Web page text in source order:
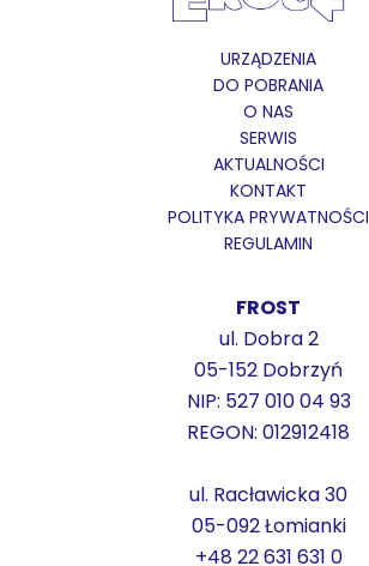
URZĄDZENIA
DO POBRANIA
O NAS
SERWIS
AKTUALNOŚCI
KONTAKT
POLITYKA PRYWATNOŚCI
REGULAMIN
FROST
ul. Dobra 2
05-152 Dobrzyń
NIP: 527 010 04 93
REGON: 012912418
ul. Racławicka 30
05-092 Łomianki
+48 22 631 631 0